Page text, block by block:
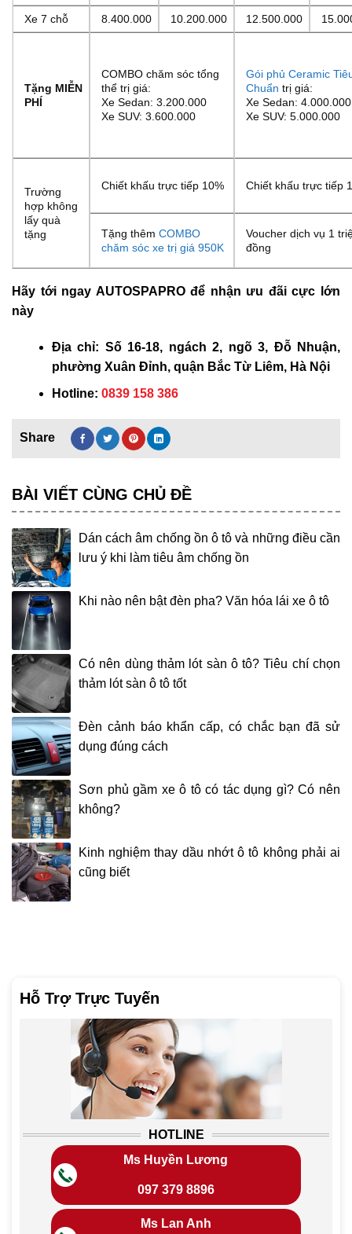
Hỗ Trợ Trực Tuyến
HOTLINE
Ms Huyền Lương
097 379 8896
Ms Lan Anh
Xe 7 chỗ 8.400.000 10.200.000 12.500.000
Tặng MIỄN
PHÍ
COMBO chăm sóc tổng
thể trị giá:
Xe Sedan: 3.200.000
Xe SUV: 3.600.000
Gói phủ Ceramic
Chuẩn trị giá:
Xe Sedan: 4.000.000
Xe SUV: 5.000.000
Trường
hợp không
lấy quà
tặng
Chiết khấu trực tiếp 10% Chiết khấu trực tiếp
Tặng thêmCOMBO
chăm sóc xe trị giá 950K
Voucher dịch vụ 1
đồng
Hãy tới ngay AUTOSPAPRO để nhận ưu đãi cực lớn
này
Địa chỉ: Số 16-18, ngách 2, ngõ 3, Đỗ Nhuận,
phường Xuân Đỉnh, quận Bắc Từ Liêm, Hà Nội
Hotline: 0839 158 386
BÀI VIẾT CÙNG CHỦ ĐỀ
Dán cách âm chống ồn ô tô và những điều cần
lưu ý khi làm tiêu âm chống ồn
Khi nào nên bật đèn pha? Văn hóa lái xe ô tô
Có nên dùng thảm lót sàn ô tô? Tiêu chí chọn
thảm lót sàn ô tô tốt
Đèn cảnh báo khẩn cấp, có chắc bạn đã sử
dụng đúng cách
Sơn phủ gầm xe ô tô có tác dụng gì? Có nên
không?
Kinh nghiệm thay dầu nhớt ô tô không phải ai
cũng biết